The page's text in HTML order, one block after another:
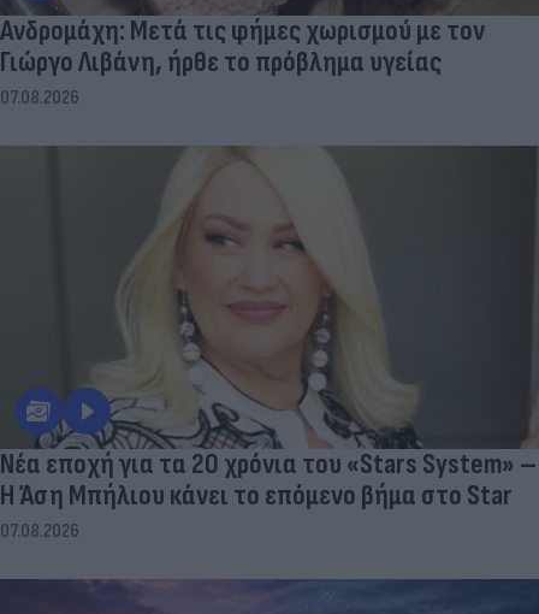
Aνδρομάχη: Mετά τις φήμες χωρισμού με τον
Γιώργο Λιβάνη, ήρθε το πρόβλημα υγείας
07.08.2026
Νέα εποχή για τα 20 χρόνια του «Stars System» –
Η Άση Μπήλιου κάνει το επόμενο βήμα στο Star
07.08.2026